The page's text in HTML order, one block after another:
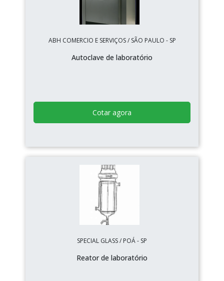
ABH COMERCIO E SERVIÇOS / SÃO PAULO - SP
Autoclave de laboratório
Cotar agora
SPECIAL GLASS / POÁ - SP
Reator de laboratório